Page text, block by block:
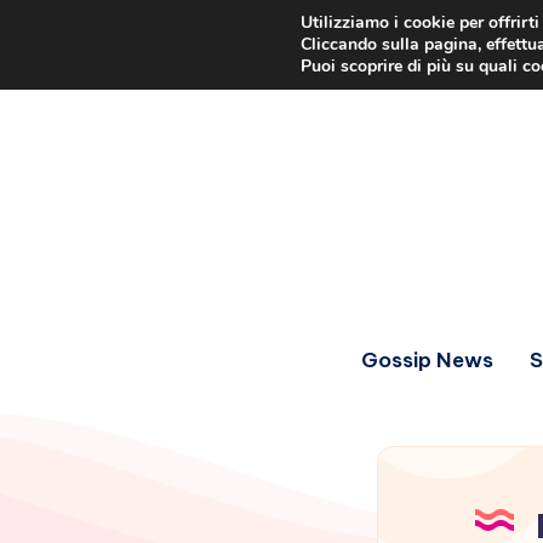
Gossip News
Utilizziamo i cookie per
Cliccando sulla pagina,
Puoi scoprire di più su quali